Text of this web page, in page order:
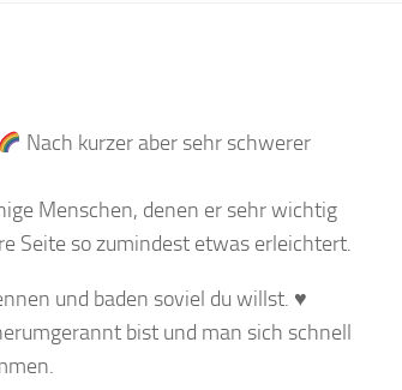
Nach kurzer aber sehr schwerer
Menschen, denen er sehr wichtig
Seite so zumindest etwas erleichtert.
und baden soviel du willst. ♥
bist und man sich schnell